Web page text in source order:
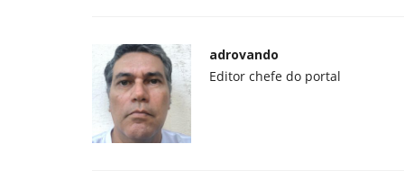
adrovando
Editor chefe do portal